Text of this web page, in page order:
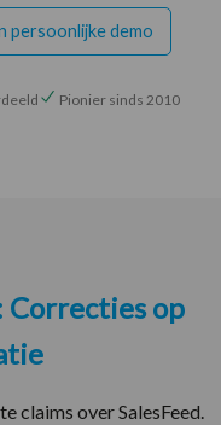
persoonlijke demo
Pionier sinds 2010
Correcties op
claims over SalesFeed.